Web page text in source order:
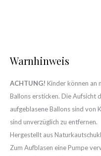
Warnhinweis
ACHTUNG! Kinder können an
Ballons ersticken. Die Aufsicht
aufgeblasene Ballons sind von
sind unverzüglich zu entfernen.
Hergestellt aus
Zum Aufblasen eine Pumpe